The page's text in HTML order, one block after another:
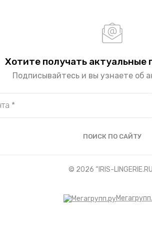
Хотите получать актуальные
Подписывайтесь и вы узнаете об
ПОИСК ПО САЙТУ
© 2026 “IRIS-